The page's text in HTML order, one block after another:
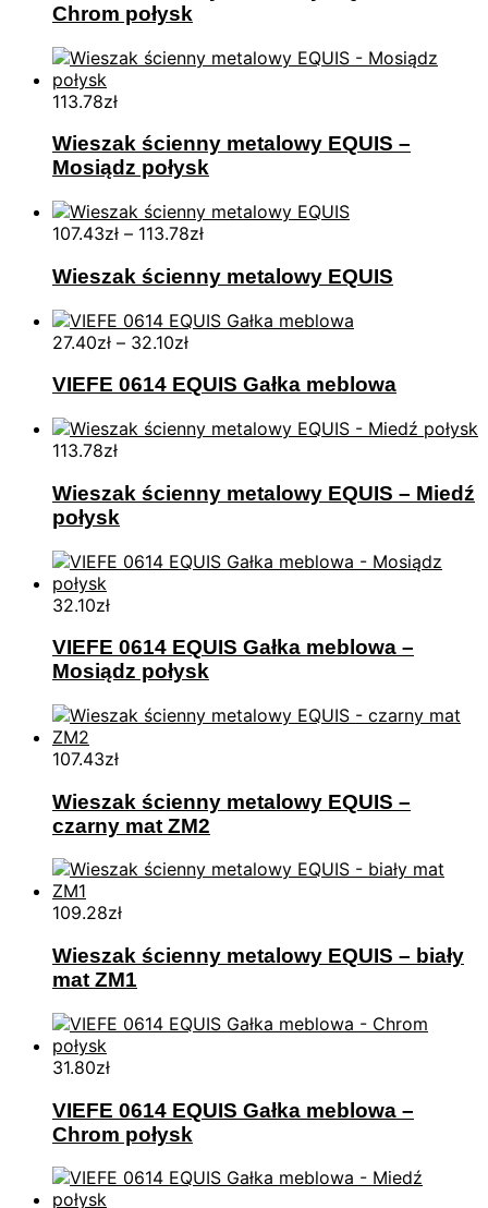
Chrom połysk
113.78zł
Wieszak ścienny metalowy EQUIS –
Mosiądz połysk
107.43zł – 113.78zł
Wieszak ścienny metalowy EQUIS
27.40zł – 32.10zł
VIEFE 0614 EQUIS Gałka meblowa
113.78zł
Wieszak ścienny metalowy EQUIS – Miedź
połysk
32.10zł
VIEFE 0614 EQUIS Gałka meblowa –
Mosiądz połysk
107.43zł
Wieszak ścienny metalowy EQUIS –
czarny mat ZM2
109.28zł
Wieszak ścienny metalowy EQUIS – biały
mat ZM1
31.80zł
VIEFE 0614 EQUIS Gałka meblowa –
Chrom połysk